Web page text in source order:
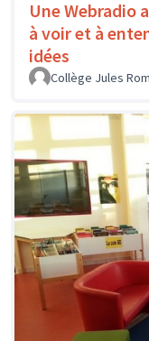
Une Webradio
à voir et à
idées
Collège Jules